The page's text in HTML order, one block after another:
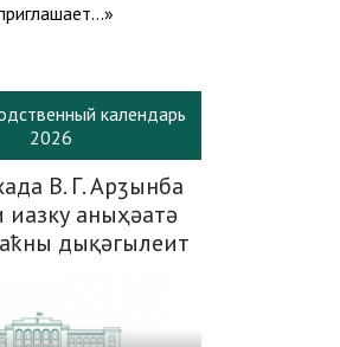
календарь
2026
В. Г. Арӡынба
иазку аныҳәатә
дықәгылеит